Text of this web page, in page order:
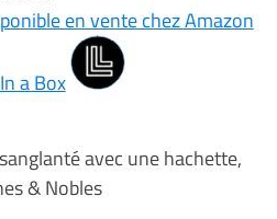
en vente chez Amazon
a Box
avec une hachette,
& Nobles